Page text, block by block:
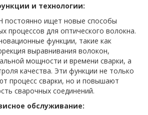
и технологии:
постоянно ищет новые способы
процессов для оптического волокна.
функции, такие как
выравнивания волокон,
мощности и времени сварки, а
качества. Эти функции не только
процесс сварки, но и повышают
сварочных соединений.
обслуживание: